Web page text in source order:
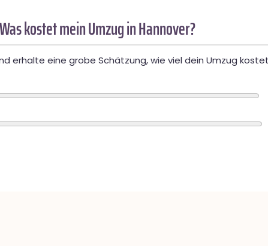
kostet mein Umzug in Hannover?
erhalte eine grobe Schätzung, wie viel dein Umzug